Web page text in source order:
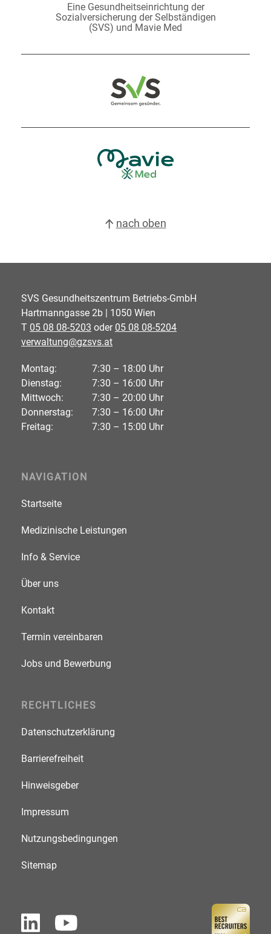
Eine Gesundheitseinrichtung der
Sozialversicherung der Selbständigen
(SVS) und Mavie Med
nach oben
SVS Gesundheitszentrum Betriebs-GmbH
Hartmanngasse 2b | 1050 Wien
T 05 08 08-5203 oder 05 08 08-5204
verwaltung@gzsvs.at
Montag:
7:30 – 18:00 Uhr
Dienstag:
7:30 – 16:00 Uhr
Mittwoch:
7:30 – 20:00 Uhr
Donnerstag:
7:30 – 16:00 Uhr
Freitag:
7:30 – 15:00 Uhr
NAVIGATION
Startseite
Medizinische Leistungen
Info & Service
Über uns
Kontakt
Termin vereinbaren
Jobs und Bewerbung
RECHTLICHES
Datenschutzerklärung
Barrierefreiheit
Hinweisgeber
Impressum
Nutzungsbedingungen
Sitemap